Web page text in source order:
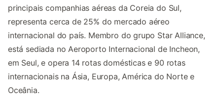
principais companhias aéreas da Coreia do Sul,
representa cerca de 25% do mercado aéreo
internacional do país. Membro do grupo Star Alliance,
está sediada no Aeroporto Internacional de Incheon,
em Seul, e opera 14 rotas domésticas e 90 rotas
internacionais na Ásia, Europa, América do Norte e
Oceânia.